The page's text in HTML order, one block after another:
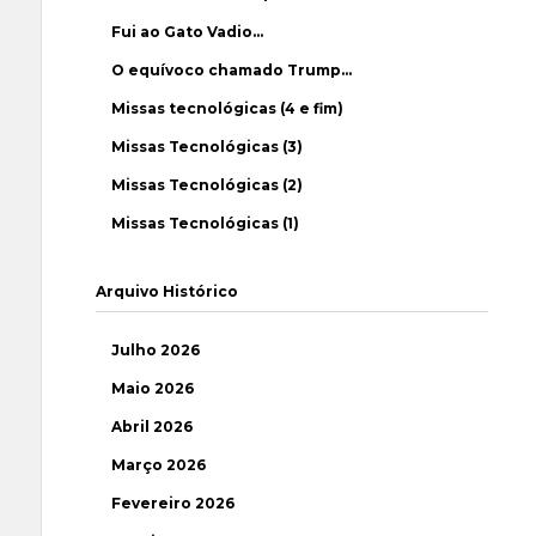
Fui ao Gato Vadio…
O equívoco chamado Trump…
Missas tecnológicas (4 e fim)
Missas Tecnológicas (3)
Missas Tecnológicas (2)
Missas Tecnológicas (1)
Arquivo Histórico
Julho 2026
Maio 2026
Abril 2026
Março 2026
Fevereiro 2026